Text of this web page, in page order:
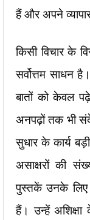
हैं और अपने
किसी विचार के
सर्वोत्तम साधन
बातों को केवल
अनपढ़ों तक भी
सुधार के कार्य
असाक्षरों की
पुस्तकें उनके लिए
हैं। उन्हें